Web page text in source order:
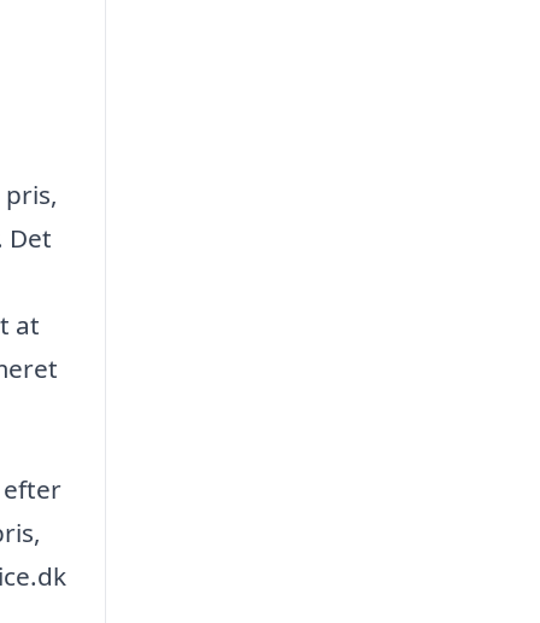
Det
at
efter